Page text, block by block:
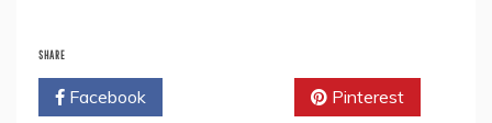
SHARE
Facebook Pinterest